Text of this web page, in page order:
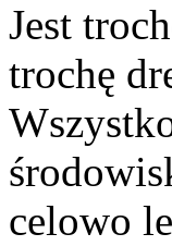
Jest
trochę
celowo